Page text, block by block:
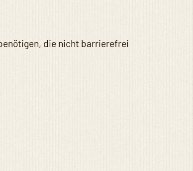
die nicht barrierefrei